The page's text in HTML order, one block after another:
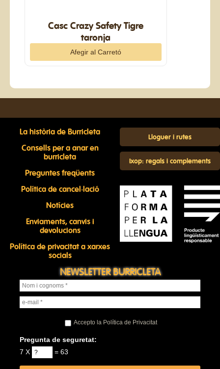
Casc Crazy Safety Tigre
taronja
La història de Burricleta
Consells per a anar en
burricleta
Preguntes freqüents
Política de cancel·lació
Notícies
Enviaments, canvis i
devolucions
Política de privacitat a xarxes
socials
Lloguer i rutes
Ixop: regals i complements
NEWSLETTER BURRICLETA
Accepto la Política de Privacitat
Pregunta de seguretat:
7 X
= 63